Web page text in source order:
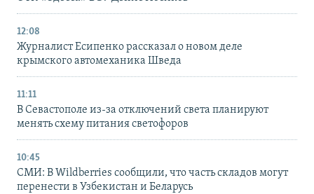
12:08
Журналист Есипенко рассказал о новом деле
крымского автомеханика Шведа
11:11
В Севастополе из-за отключений света планируют
менять схему питания светофоров
10:45
СМИ: В Wildberries сообщили, что часть складов могут
перенести в Узбекистан и Беларусь